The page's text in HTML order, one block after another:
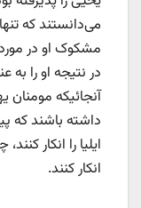
می‌دانستند که
مشکوک او در
در نتیجه او را
آنجائیکه مومنان
داشته باشند که
ایلیا را انکار
انکار کنند.